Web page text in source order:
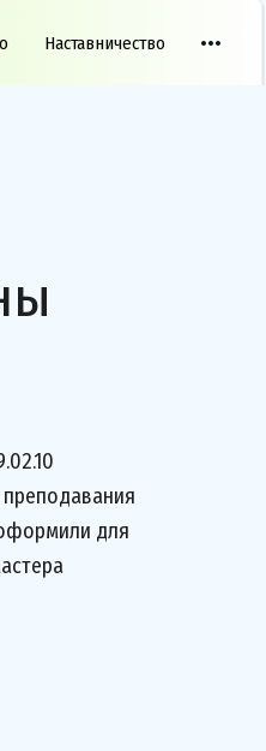
Наставничество
для